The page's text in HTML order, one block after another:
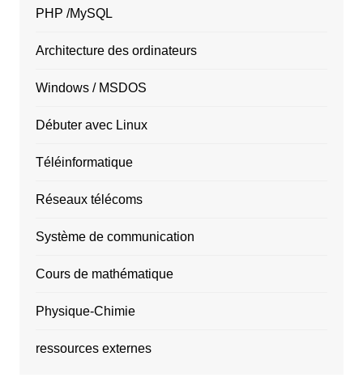
PHP /MySQL
Architecture des ordinateurs
Windows / MSDOS
Débuter avec Linux
Téléinformatique
Réseaux télécoms
Système de communication
Cours de mathématique
Physique-Chimie
ressources externes